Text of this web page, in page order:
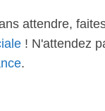
attendre,
! N'attendez
.